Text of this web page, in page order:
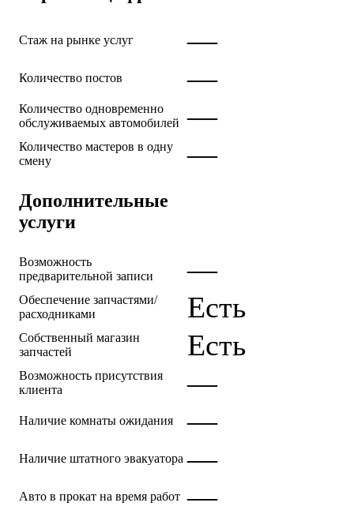
Стаж на рынке услуг —
Количество постов —
Количество одновременно
обслуживаемых автомобилей
—
Количество мастеров в одну
смену
—
Дополнительные
услуги
Возможность
предварительной записи
—
Обеспечение запчастями/
расходниками
Есть
Собственный магазин
запчастей
Есть
Возможность присутствия
клиента
—
Наличие комнаты ожидания —
Наличие штатного эвакуатора —
Авто в прокат на время работ —